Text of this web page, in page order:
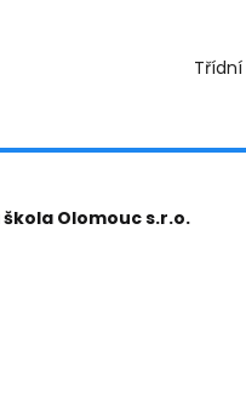
Třídní
Olomouc s.r.o.